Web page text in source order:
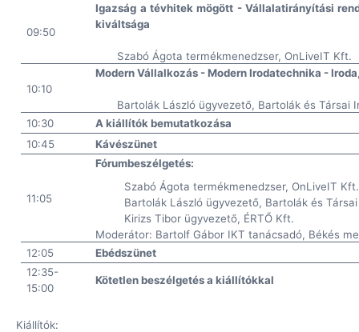
09:50
Igazság a tévhitek mögött - Vállalatirányítási
kiváltsága
Szabó Ágota termékmenedzser, OnLiveIT Kft.
10:10
Modern Vállalkozás - Modern Irodatechnika -
Bartolák László ügyvezető, Bartolák és Társai
10:30
A kiállítók bemutatkozása
10:45
Kávészünet
11:05
Fórumbeszélgetés:
Szabó Ágota termékmenedzser, OnLiveIT Kft.
Bartolák László ügyvezető, Bartolák és
Kirizs Tibor ügyvezető, ÉRTŐ Kft.
Moderátor: Bartolf Gábor IKT tanácsadó, Békés
12:05
Ebédszünet
12:35-
15:00
Kötetlen beszélgetés a kiállítókkal
Kiállítók: